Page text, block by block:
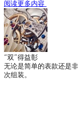
阅读更多内容
“双”得益彰
无论是简单的表款还是
次组装。